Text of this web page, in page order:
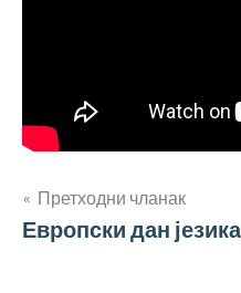
Кретање
чланка
Претходни чланак
Европски дан језика